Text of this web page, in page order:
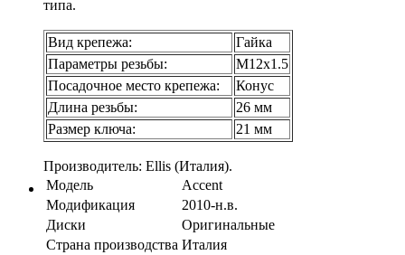
типа.
Вид крепежа:
Гайка
Параметры резьбы:
М12х1.5
Посадочное место крепежа:
Конус
Длина резьбы:
26 мм
Размер ключа:
21 мм
Производитель: Ellis (Италия).
Модель
Accent
Модификация
2010-н.в.
Диски
Оригинальные
Страна производства Италия